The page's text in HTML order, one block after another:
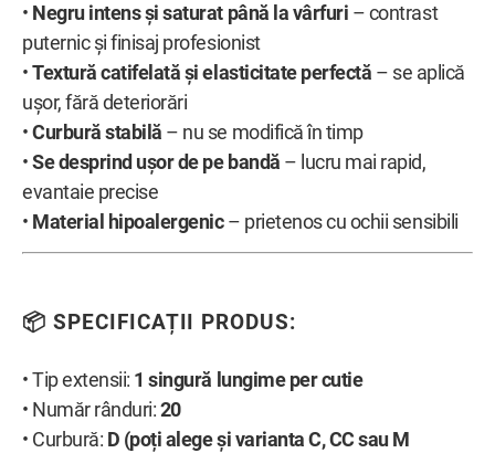
• Negru intens și saturat până la vârfuri – contrast
puternic și finisaj profesionist
•Textură catifelată și elasticitate perfectă – se aplică
ușor, fără deteriorări
•Curbură stabilă – nu se modifică în timp
•Se desprind ușor de pe bandă – lucru mai rapid,
evantaie precise
• Material hipoalergenic– prietenos cu ochii sensibili
📦 SPECIFICAȚII PRODUS:
• Tip extensii: 1 singură lungime per cutie
• Număr rânduri: 20
• Curbură: D (poți alege și varianta C, CC sau M